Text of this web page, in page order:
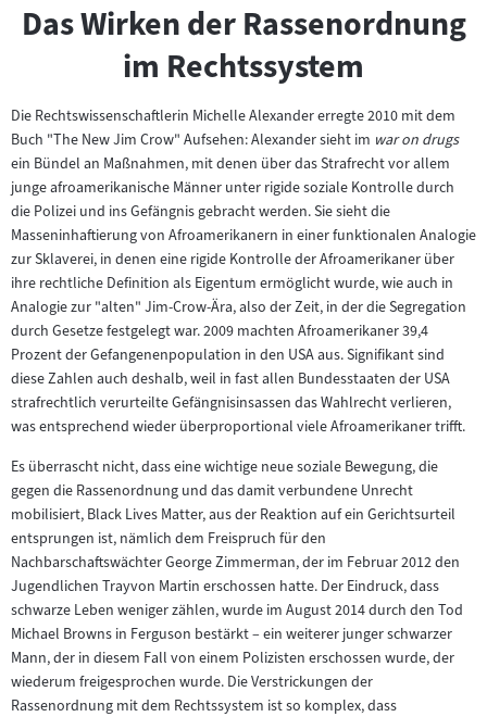
Das Wirken der Rassenordnung
im Rechtssystem
Die Rechtswissenschaftlerin Michelle Alexander erregte 2010 mit dem
Buch "The New Jim Crow" Aufsehen: Alexander sieht im war on drugs
ein Bündel an Maßnahmen, mit denen über das Strafrecht vor allem
junge afroamerikanische Männer unter rigide soziale Kontrolle durch
die Polizei und ins Gefängnis gebracht werden. Sie sieht die
Masseninhaftierung von Afroamerikanern in einer funktionalen Analogie
zur Sklaverei, in denen eine rigide Kontrolle der Afroamerikaner über
ihre rechtliche Definition als Eigentum ermöglicht wurde, wie auch in
Analogie zur "alten" Jim-Crow-Ära, also der Zeit, in der die Segregation
durch Gesetze festgelegt war. 2009 machten Afroamerikaner 39,4
Prozent der Gefangenenpopulation in den USA aus. Signifikant sind
diese Zahlen auch deshalb, weil in fast allen Bundesstaaten der USA
strafrechtlich verurteilte Gefängnisinsassen das Wahlrecht verlieren,
was entsprechend wieder überproportional viele Afroamerikaner trifft.
Es überrascht nicht, dass eine wichtige neue soziale Bewegung, die
gegen die Rassenordnung und das damit verbundene Unrecht
mobilisiert, Black Lives Matter, aus der Reaktion auf ein Gerichtsurteil
entsprungen ist, nämlich dem Freispruch für den
Nachbarschaftswächter George Zimmerman, der im Februar 2012 den
Jugendlichen Trayvon Martin erschossen hatte. Der Eindruck, dass
schwarze Leben weniger zählen, wurde im August 2014 durch den Tod
Michael Browns in Ferguson bestärkt – ein weiterer junger schwarzer
Mann, der in diesem Fall von einem Polizisten erschossen wurde, der
wiederum freigesprochen wurde. Die Verstrickungen der
Rassenordnung mit dem Rechtssystem ist so komplex, dass